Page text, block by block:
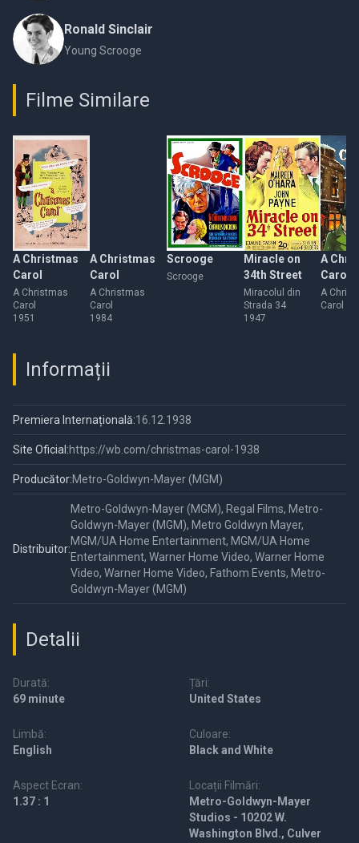
Ronald Sinclair
Young Scrooge
Filme Similare
A Christmas
Carol
A Christmas
Carol
1951
A Christmas
Carol
A Christmas
Carol
1984
Scrooge
Scrooge
Miracle on
34th Street
Miracolul din
Strada 34
1947
A
Carol
A
Carol
Informații
Premiera Internațională:16.12.1938
Site Oficial:https://wb.com/christmas-carol-1938
Producător:Metro-Goldwyn-Mayer (MGM)
Distribuitor:
Metro-Goldwyn-Mayer (MGM), Regal Films, Metro-
Goldwyn-Mayer (MGM), Metro Goldwyn Mayer,
MGM/UA Home Entertainment, MGM/UA Home
Entertainment, Warner Home Video, Warner Home
Video, Warner Home Video, Fathom Events, Metro-
Goldwyn-Mayer (MGM)
Detalii
Durată:
69 minute
Țări:
United States
Limbă:
English
Culoare:
Black and White
Aspect Ecran:
1.37 : 1
Locații Filmări:
Metro-Goldwyn-Mayer
Studios - 10202 W.
Washington Blvd., Culver